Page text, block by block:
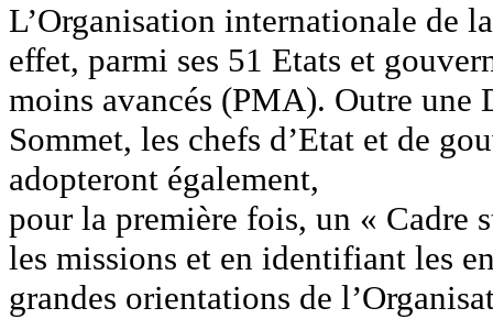
L’Organisation internationale de
effet, parmi ses 51 Etats et
moins avancés (PMA). Outre
Sommet, les chefs d’Etat et de
adopteront également,
pour la première fois, un « Cadre
les missions et en identifiant les
grandes orientations de